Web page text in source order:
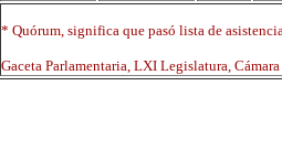
* Quórum, significa que pasó lista de
Gaceta Parlamentaria, LXI Legislatura,